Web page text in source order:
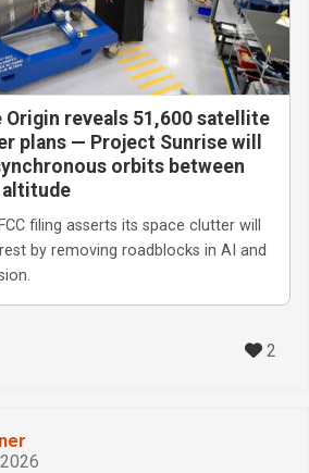
reveals 51,600 satellite
plans — Project Sunrise will
orbits between
altitude
filing asserts its space clutter will
by removing roadblocks in AI and
2